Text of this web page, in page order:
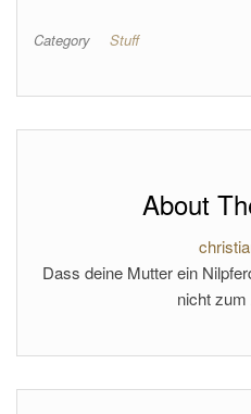
Category Stuff
About
Dass deine Mutter ein
nicht